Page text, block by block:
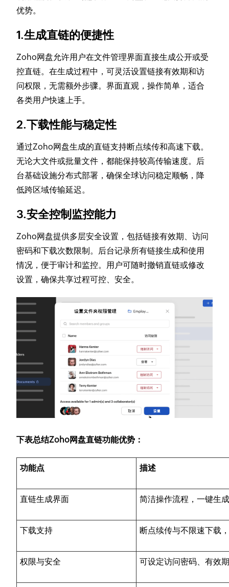
优势。
1.生成直链的便捷性
Zoho网盘允许用户在文件管理界面直接生成公开或受
控直链。在生成过程中，可灵活设置链接有效期和访
问权限，无需额外步骤。界面直观，操作简单，适合
各类用户快速上手。
2.下载性能与稳定性
通过Zoho网盘生成的直链支持断点续传和高速下载。
无论大文件或批量文件，都能保持较高传输速度。后
台基础设施分布式部署，确保全球访问稳定顺畅，降
低跨区域传输延迟。
3.安全控制监控能力
Zoho网盘提供多层安全设置，包括链接有效期、访问
密码和下载次数限制。后台记录所有链接生成和使用
情况，便于审计和监控。用户可随时撤销直链或修改
设置，确保共享过程可控、安全。
下表总结Zoho网盘直链功能优势：
功能点 描述
直链生成界面 简洁操作流程，一键生
下载支持 断点续传与不限速下载
权限与安全 可设定访问密码、有效